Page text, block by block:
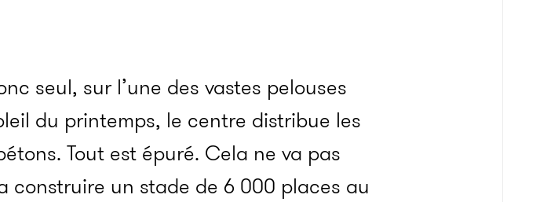
seul, sur l’une des vastes pelouses
du printemps, le centre distribue les
Tout est épuré. Cela ne va pas
construire un stade de 6 000 places au